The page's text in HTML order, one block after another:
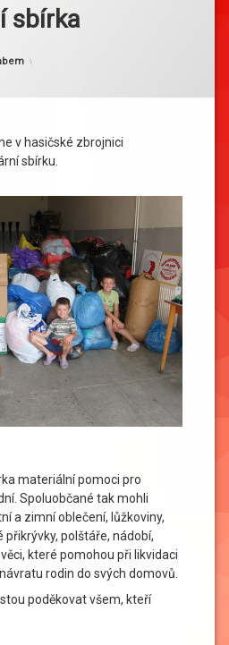
sbírka
v hasičské zbrojnici
sbírku.
materiální pomoci pro
Spoluobčané tak mohli
a zimní oblečení, lůžkoviny,
polštáře, nádobí,
které pomohou při likvidaci
rodin do svých domovů.
poděkovat všem, kteří